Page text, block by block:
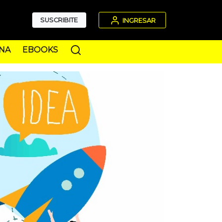
SUSCRIBITE INGRESAR
EBOOKS